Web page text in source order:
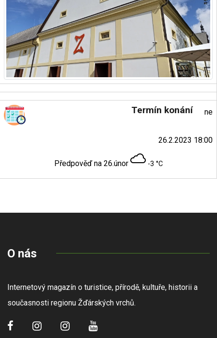
Termín konání ne
26.2.2023 18:00
Předpověď na 26.únor -3 °C
O nás
Internetový magazín o turistice, přírodě, kultuře, historii a
současnosti regionu Žďárských vrchů.